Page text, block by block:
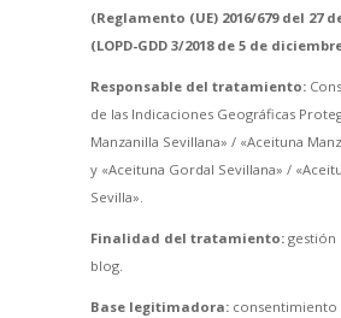
(Reglamento (UE) 2016/679 del 27
(LOPD-GDD 3/2018 de 5 de
Responsable del tratamiento:
de las Indicaciones Geográficas
Manzanilla Sevillana» / «Aceituna
y «Aceituna Gordal Sevillana» /
Sevilla».
Finalidad del tratamiento:gestión
blog.
Base legitimadora:consentimiento